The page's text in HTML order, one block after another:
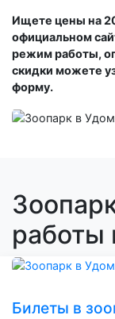
Ищете цены на
официальном
режим работы,
скидки можете
форму.
работы
Билеты в